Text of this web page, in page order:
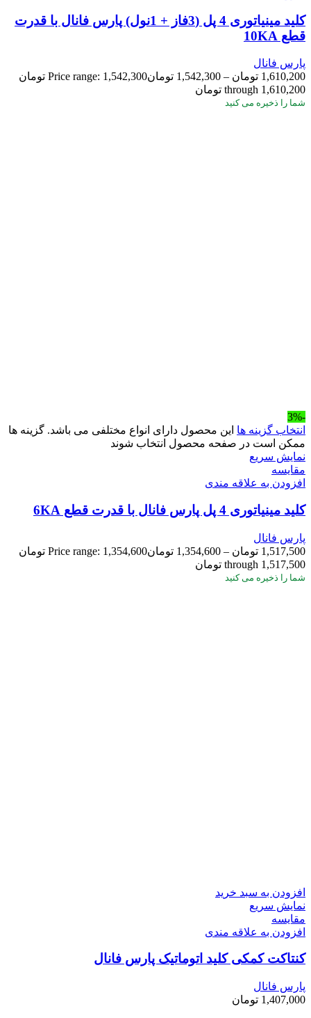
کلید مینیاتوری 4 پل (3فاز + 1نول) پارس فانال با قدرت
قطع 10KA
پارس فانال
1,610,200 تومان –
1,542,300 تومان
Price range: 1,542,300 تومان
through 1,610,200 تومان
شما را ذخیره می کنید
-3%
انتخاب گزینه ها این محصول دارای انواع مختلفی می باشد. گزینه ها
ممکن است در صفحه محصول انتخاب شوند
نمایش سریع
مقايسه
افزودن به علاقه مندی
کلید مینیاتوری 4 پل پارس فانال با قدرت قطع 6KA
پارس فانال
1,517,500 تومان –
1,354,600 تومان
Price range: 1,354,600 تومان
through 1,517,500 تومان
شما را ذخیره می کنید
افزودن به سبد خرید
نمایش سریع
مقايسه
افزودن به علاقه مندی
کنتاکت کمکی کلید اتوماتیک پارس فانال
پارس فانال
1,407,000 تومان